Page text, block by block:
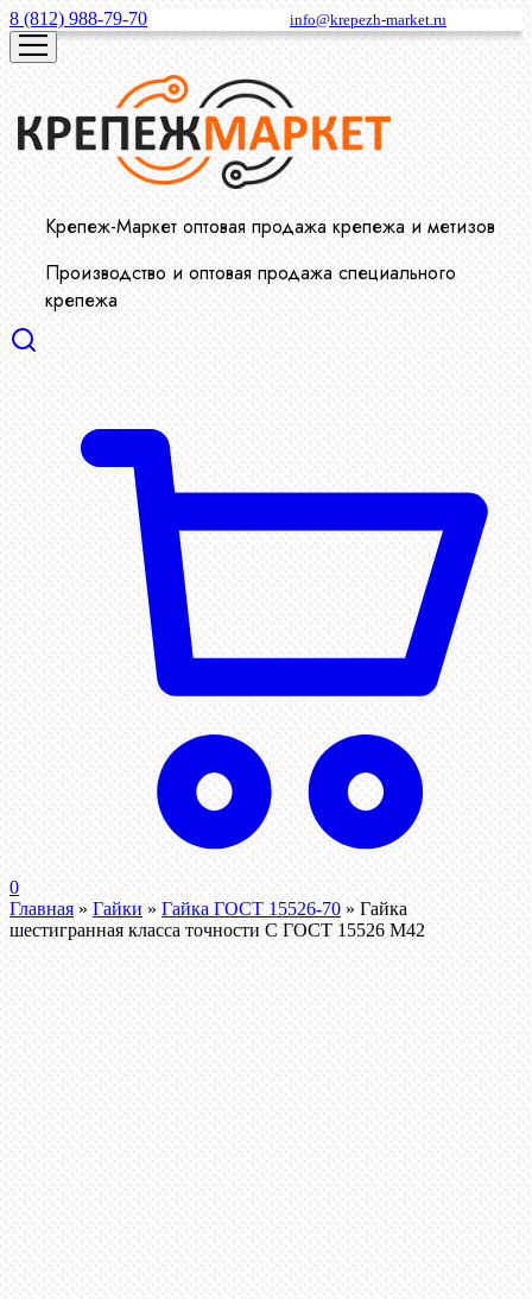
8 (812) 988-79-70 info@krepezh-market.ru
Крепеж-Маркет оптовая продажа крепежа и метизов
Производство и оптовая продажа специального
крепежа
0
Главная » Гайки » Гайка ГОСТ 15526-70 » Гайка
шестигранная класса точности С ГОСТ 15526 М42